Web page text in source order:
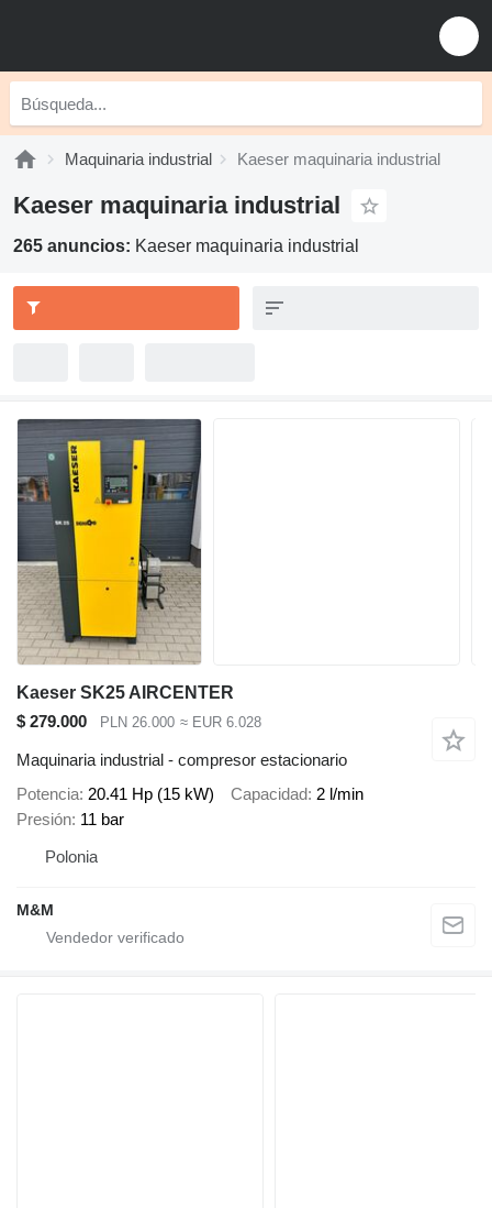
Maquinaria industrial Kaeser maquinaria industrial
Kaeser maquinaria industrial
265 anuncios: Kaeser maquinaria industrial
Kaeser SK25 AIRCENTER
$ 279.000
PLN 26.000 ≈ EUR 6.028
Maquinaria industrial - compresor estacionario
Potencia 20.41 Hp (15 kW) Capacidad 2 l/min
Presión 11 bar
Polonia
M&M